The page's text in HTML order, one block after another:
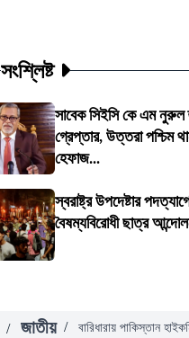
সংশ্লিষ্ট
সাবেক সিইসি কে এম নুরুল
গ্রেপ্তার, উত্তরা পশ্চিম
হেফাজ...
স্বরাষ্ট্র উপদেষ্টার
বৈষম্যবিরোধী ছাত্র
/ জাতীয় / বারিধারায় পাকিস্তান